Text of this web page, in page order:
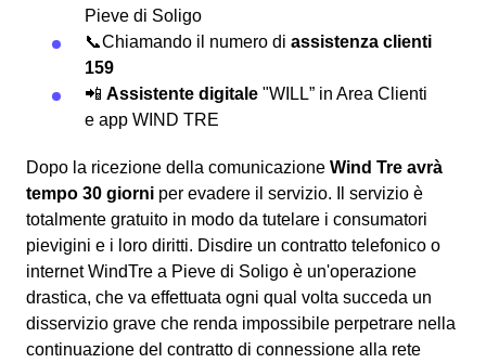
Pieve di Soligo
📞Chiamando il numero di assistenza clienti
159
📲 Assistente digitale "WILL” in Area Clienti
e app WIND TRE
Dopo la ricezione della comunicazione Wind Tre avrà
tempo 30 giorni per evadere il servizio. Il servizio è
totalmente gratuito in modo da tutelare i consumatori
pievigini e i loro diritti. Disdire un contratto telefonico o
internet WindTre a Pieve di Soligo è un'operazione
drastica, che va effettuata ogni qual volta succeda un
disservizio grave che renda impossibile perpetrare nella
continuazione del contratto di connessione alla rete